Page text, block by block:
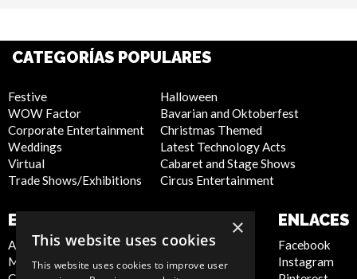
CATEGORÍAS POPULARES
Festive
WOW Factor
Corporate Entertainment
Weddings
Virtual
Trade Shows/Exhibitions
Halloween
Bavarian and Oktoberfest
Christmas Themed
Latest Technology Acts
Cabaret and Stage Shows
Circus Entertainment
EMPRESA
About Us
Meet the Team
SITIO WEB
Privacy Policy
Cookie Policy
ENLACES
Facebook
Instagram
×
This website uses cookies
This website uses cookies to improve user